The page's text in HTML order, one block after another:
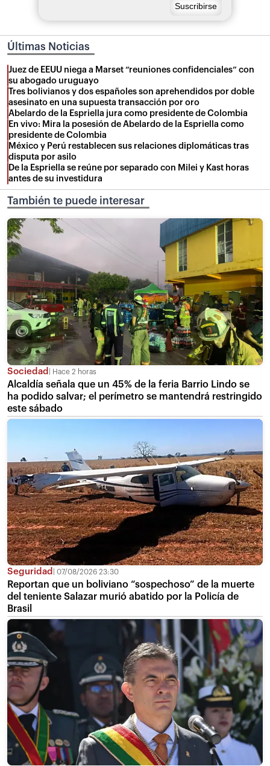
Últimas Noticias
Juez de EEUU niega a Marset “reuniones confidenciales” con
su abogado uruguayo
Tres bolivianos y dos españoles son aprehendidos por doble
asesinato en una supuesta transacción por oro
Abelardo de la Espriella jura como presidente de Colombia
En vivo: Mira la posesión de Abelardo de la Espriella como
presidente de Colombia
México y Perú restablecen sus relaciones diplomáticas tras
disputa por asilo
De la Espriella se reúne por separado con Milei y Kast horas
antes de su investidura
También te puede interesar
Sociedad Hace 2 horas
Alcaldía señala que un 45% de la feria Barrio Lindo se
ha podido salvar; el perímetro se mantendrá restringido
este sábado
Seguridad 07/08/2026 23:30
Reportan que un boliviano “sospechoso” de la muerte
del teniente Salazar murió abatido por la Policía de
Brasil